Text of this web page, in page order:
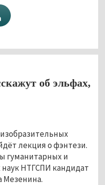
об эльфах,
лекция о фэнтези.
гуманитарных и
НТГСПИ кандидат
Мезенина.